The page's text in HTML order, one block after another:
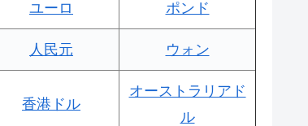
ユーロ ポンド
人民元 ウォン
香港ドル
オーストラリアド
ル